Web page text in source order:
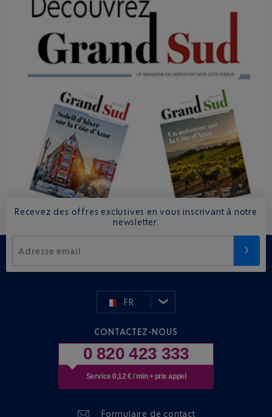
Recevez des offres exclusives en vous inscrivant à notre
newsletter.
Adresse email
FR
CONTACTEZ-NOUS
0 820 423 333
Service 0,12 € / min + prix appel
Formulaire de contact